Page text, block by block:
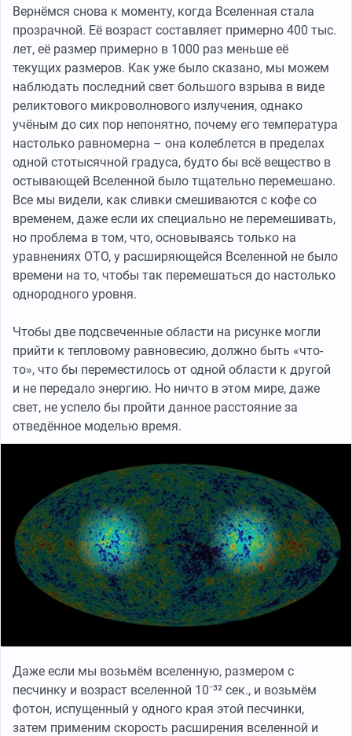
Вернёмся снова к моменту, когда Вселенная стала
прозрачной. Её возраст составляет примерно 400 тыс.
лет, её размер примерно в 1000 раз меньше её
текущих размеров. Как уже было сказано, мы можем
наблюдать последний свет большого взрыва в виде
реликтового микроволнового излучения, однако
учёным до сих пор непонятно, почему его температура
настолько равномерна – она колеблется в пределах
одной стотысячной градуса, будто бы всё вещество в
остывающей Вселенной было тщательно перемешано.
Все мы видели, как сливки смешиваются с кофе со
временем, даже если их специально не перемешивать,
но проблема в том, что, основываясь только на
уравнениях ОТО, у расширяющейся Вселенной не было
времени на то, чтобы так перемешаться до настолько
однородного уровня.
Чтобы две подсвеченные области на рисунке могли
прийти к тепловому равновесию, должно быть «что-
то», что бы переместилось от одной области к другой
и не передало энергию. Но ничто в этом мире, даже
свет, не успело бы пройти данное расстояние за
отведённое моделью время.
Даже если мы возьмём вселенную, размером с
песчинку и возраст вселенной 10⁻³² сек., и возьмём
фотон, испущенный у одного края этой песчинки,
затем применим скорость расширения вселенной и